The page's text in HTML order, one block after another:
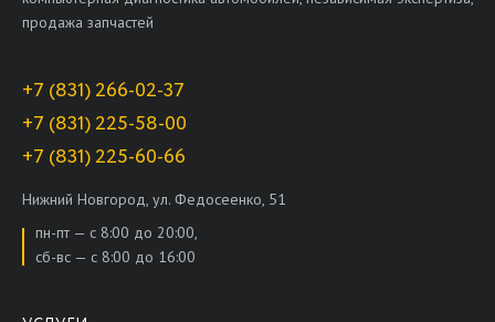
продажа запчастей
+7 (831) 266-02-37
+7 (831) 225-58-00
+7 (831) 225-60-66
Нижний Новгород, ул. Федосеенко, 51
пн-пт — с 8:00 до 20:00,
сб-вс — с 8:00 до 16:00